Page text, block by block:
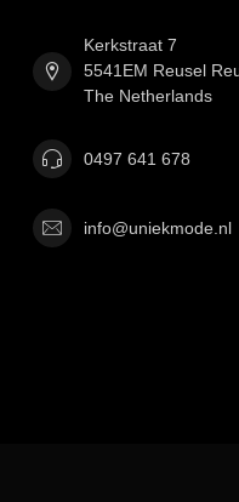
Kerkstraat 7
5541EM Reusel
The Netherlands
0497 641 678
info@uniekmode.nl